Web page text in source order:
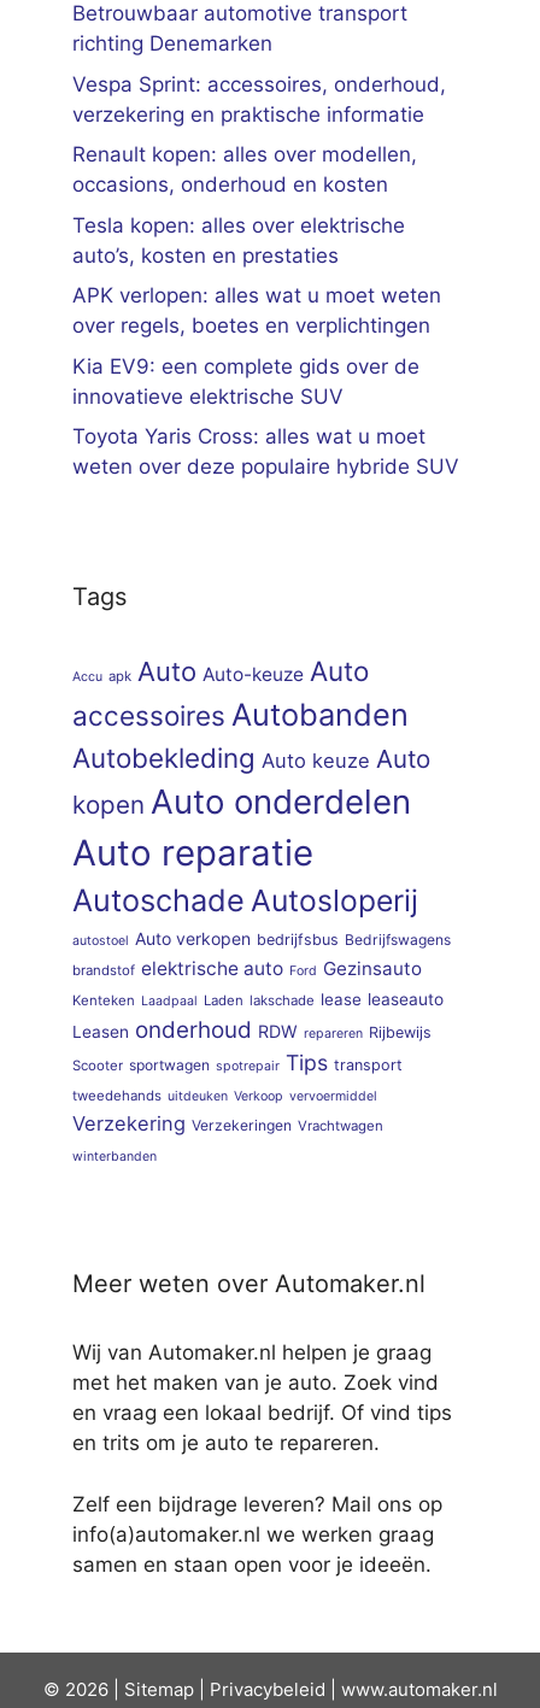
Betrouwbaar automotive transport
richting Denemarken
Vespa Sprint: accessoires, onderhoud,
verzekering en praktische informatie
Renault kopen: alles over modellen,
occasions, onderhoud en kosten
Tesla kopen: alles over elektrische
auto’s, kosten en prestaties
APK verlopen: alles wat u moet weten
over regels, boetes en verplichtingen
Kia EV9: een complete gids over de
innovatieve elektrische SUV
Toyota Yaris Cross: alles wat u moet
weten over deze populaire hybride SUV
Tags
Accu apk Auto Auto-keuze Auto
accessoires Autobanden
Autobekleding Auto keuze Auto
kopen Auto onderdelen
Auto reparatie
Autoschade Autosloperij
autostoel Auto verkopen bedrijfsbus Bedrijfswagens
brandstof elektrische auto Ford Gezinsauto
Kenteken Laadpaal Laden lakschade lease leaseauto
Leasen onderhoud RDW repareren Rijbewijs
Scooter sportwagen spotrepair Tips transport
tweedehands uitdeuken Verkoop vervoermiddel
Verzekering Verzekeringen Vrachtwagen
winterbanden
Meer weten over Automaker.nl
Wij van Automaker.nl helpen je graag
met het maken van je auto. Zoek vind
en vraag een lokaal bedrijf. Of vind tips
en trits om je auto te repareren.
Zelf een bijdrage leveren? Mail ons op
info(a)automaker.nl we werken graag
samen en staan open voor je ideeën.
© 2026 | Sitemap| Privacybeleid www.automaker.nl